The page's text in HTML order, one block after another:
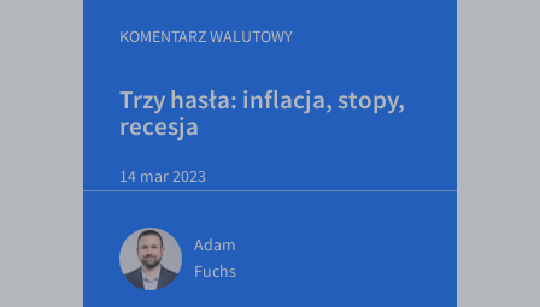
KOMENTARZ WALUTOWY
Trzy hasła: inflacja, stopy,
recesja
14 mar 2023
Adam
Fuchs